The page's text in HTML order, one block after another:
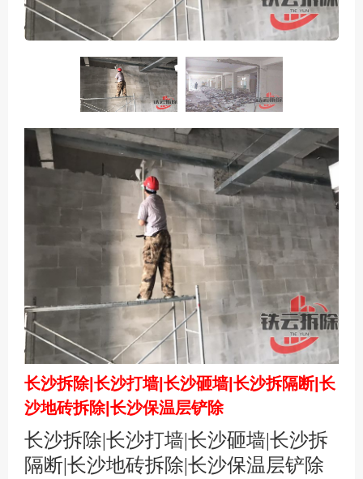
长沙拆除|长沙打墙|长沙砸墙|长沙拆隔断|长
沙地砖拆除|长沙保温层铲除
长沙拆除|长沙打墙|长沙砸墙|长沙拆
隔断|长沙地砖拆除|长沙保温层铲除